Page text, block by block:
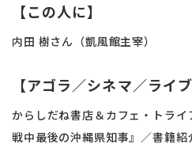
【この人に】
内田 樹さん（凱風館主宰）
【アゴラ／シネマ／ライ
からしだね書店＆カフェ・トライ
戦中最後の沖縄県知事』／書籍紹